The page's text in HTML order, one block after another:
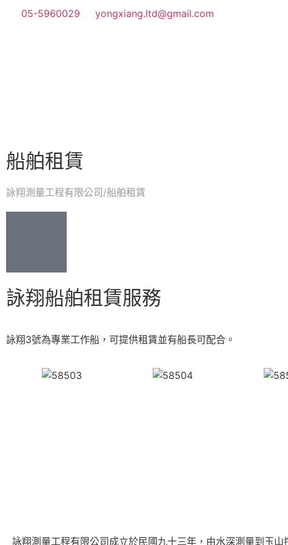
05-5960029 yongxiang.ltd@gmail.com
船舶租賃
詠翔測量工程有限公司 船舶租賃
詠翔船舶租賃服務
詠翔3號為專業工作船，可提供租賃並有船長可配合。
詠翔測量工程有限公司成立於民國九十三年，由水深測量到玉山